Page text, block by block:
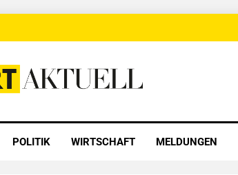
POLITIK WIRTSCHAFT MELDUNGEN